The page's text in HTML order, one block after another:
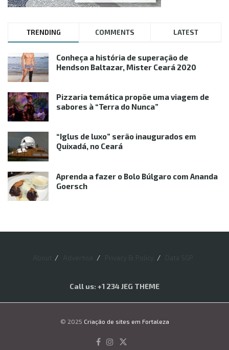
TRENDING COMMENTS LATEST
Conheça a história de superação de
Hendson Baltazar, Mister Ceará 2020
Pizzaria temática propõe uma viagem de
sabores à “Terra do Nunca”
“Iglus de luxo” serão inaugurados em
Quixadá, no Ceará
Aprenda a fazer o Bolo Búlgaro com Ananda
Goersch
Call us: +1 234 JEG THEME
© 2025 Criação de sites em Fortaleza